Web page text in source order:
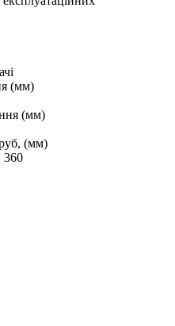
(мм)
(мм)
(мм)
360